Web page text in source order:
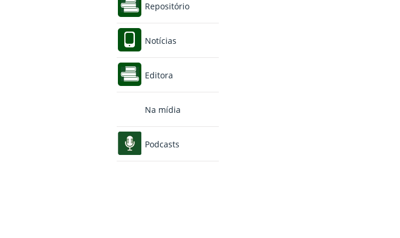
Repositório
Notícias
Editora
Na mídia
Podcasts